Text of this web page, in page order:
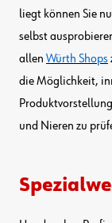
liegt können Sie
selbst
allen Würth Shops
die Möglichkeit,
und Nieren zu